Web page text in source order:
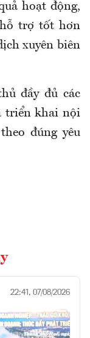
hoạt động,
trợ tốt hơn
xuyên biên
đầy đủ các
triển khai nội
đúng yêu
22:41, 07/08/2026